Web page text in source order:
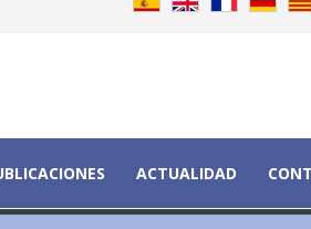
ACTUALIDAD